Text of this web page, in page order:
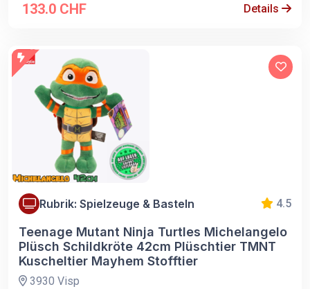
133.0 CHF Details
Rubrik: Spielzeuge & Basteln 4.5
Teenage Mutant Ninja Turtles Michelangelo
Plüsch Schildkröte 42cm Plüschtier TMNT
Kuscheltier Mayhem Stofftier
3930 Visp